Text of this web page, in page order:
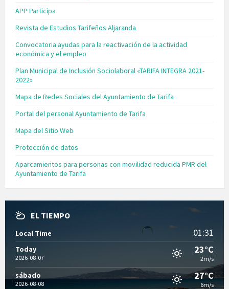
APP Participa
Revista de Estudios Tarifeños Aljaranda
Convocatoria ayudas para la reactivación de la actividad
económica y el empleo
Plan Municipal de Inclusión Sociolaboral «TARIFA INTEGRA 2021-
2022»
Mapa de Redes Sociales del Ayuntamiento de Tarifa
Portal del personal Ayuntamiento de Tarifa
Mapa del Sitio Web
Protección de datos
Aparcamientos para personas con movilidad reducida PMR del
Ayuntamiento de Tarifa
EL TIEMPO
Local Time 01:31
Today
2026-08-07
23°C
2m/s
sábado
2026-08-08
27°C
6m/s